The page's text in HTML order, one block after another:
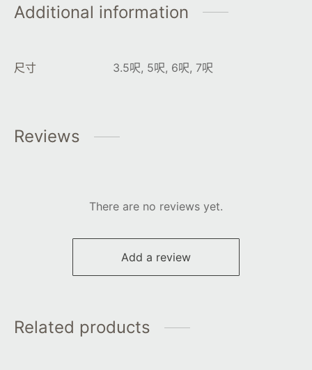
Additional information
尺寸 3.5呎, 5呎, 6呎, 7呎
Reviews
There are no reviews yet.
Add a review
Related products